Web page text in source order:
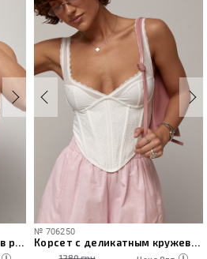
Короткая майка-борцовка в рубчик
№ 706250
Корсет с деликатным кружевом